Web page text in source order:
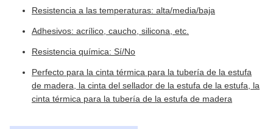
Resistencia a las temperaturas: alta/media/baja
Adhesivos: acrílico, caucho, silicona, etc.
Resistencia química: Sí/No
Perfecto para la cinta térmica para la tubería de la estufa
de madera, la cinta del sellador de la estufa de la estufa, la
cinta térmica para la tubería de la estufa de madera